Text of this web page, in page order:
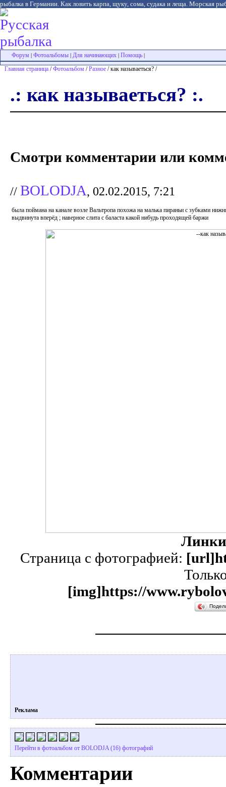
рыбалка в Германии. Как ловить карпа, щуку, сома, судака и леща. Морская
Форум Фотоальбомы Для начинающих Помощь
Главная страница /Фотоальбом /Разное / как называеться? /
.: как называеться? :.
Смотри комментарии или
// BOLODJA, 02.02.2015, 7:21
была поймана на канале возле Вальтропа похожа на малька пираньи с зубками
выдвинута вперёд ; наверное слита с баласта какой нибудь проходящей баржи
Страница с фотографией:
[img]https://
Реклама
Перейти в фотоальбом от BOLODJA (16) фотографий
Комментарии